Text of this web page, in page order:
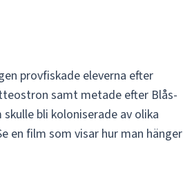
provfiskade eleverna efter
samt metade efter Blås-
bli koloniserade av olika
en film som visar hur man hänger